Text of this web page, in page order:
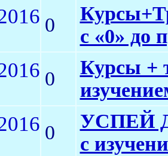
0
с «0» до
0
Курсы +
0
УСПЕЙ
с